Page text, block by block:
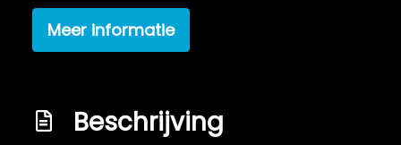
Nieuwe koppeling
Nieuwe mattenset bijgeleverd
Schadevrij / roestvrij
Meer informatie
Beschrijving